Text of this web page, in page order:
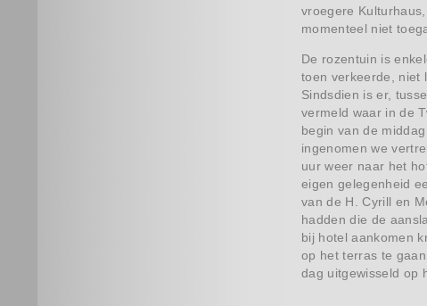
vroegere
momenteel niet
De rozentuin is
toen verkeerde, niet
Sindsdien is er,
vermeld waar in de
begin van de
ingenomen we
uur weer naar het
eigen gelegenheid
van de H. Cyrill en
hadden die de
bij hotel aankomen
op het terras te
dag uitgewisseld op